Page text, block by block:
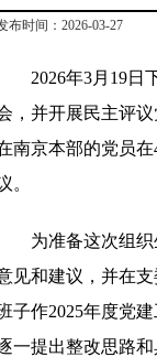
布时间：2026-03-27
2026年3月19
，并开展民主评
南京本部的党员
。
为准备这次组
见和建议，并在
子作2025年度党
一提出整改思路和